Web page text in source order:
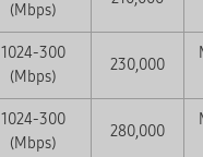
(Mbps)
1024-300
(Mbps)
230,000
1024-300
(Mbps)
280,000